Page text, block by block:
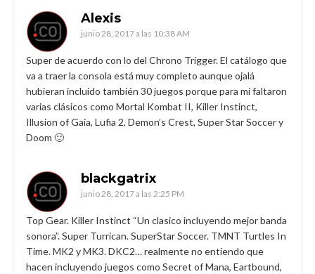
Alexis
junio 28, 2017 a las 10:38 AM
Super de acuerdo con lo del Chrono Trigger. El catálogo que
va a traer la consola está muy completo aunque ojalá
hubieran incluido también 30 juegos porque para mi faltaron
varias clásicos como Mortal Kombat II, Killer Instinct,
Illusion of Gaia, Lufia 2, Demon’s Crest, Super Star Soccer y
Doom 🙂
blackgatrix
junio 28, 2017 a las 2:25 PM
Top Gear. Killer Instinct “Un clasico incluyendo mejor banda
sonora”. Super Turrican. SuperStar Soccer. TMNT Turtles In
Time. MK2 y MK3. DKC2… realmente no entiendo que
hacen incluyendo juegos como Secret of Mana, Eartbound,